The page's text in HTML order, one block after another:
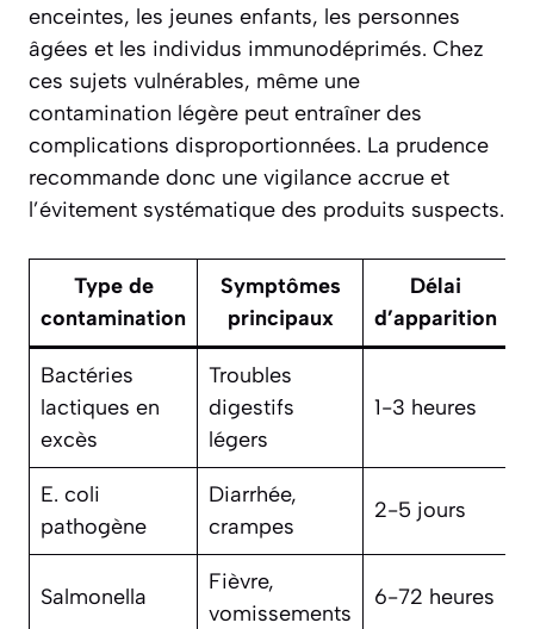
enceintes, les jeunes enfants, les personnes
âgées et les individus immunodéprimés. Chez
ces sujets vulnérables, même une
contamination légère peut entraîner des
complications disproportionnées. La prudence
recommande donc une vigilance accrue et
l’évitement systématique des produits suspects.
Type de
contamination
Symptômes
principaux
Délai
d’apparition
Bactéries
lactiques en
excès
Troubles
digestifs
légers
1-3 heures
E. coli
pathogène
Diarrhée,
crampes
2-5 jours
Salmonella
Fièvre,
vomissements
6-72 heures